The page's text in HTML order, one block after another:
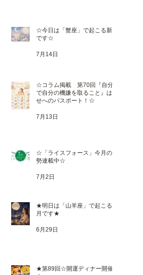
☆今日は「蟹座」で起こる新月
です☆
7月14日
☆コラム掲載 第70回『自分
で自分の機嫌を取ること』は幸
せへのパスポート！☆
7月13日
☆「ライスフォース」今月の運
勢連載中☆
7月2日
★明日は「山羊座」で起こる満
月です★
6月29日
★第89回☆開運ディナー開催